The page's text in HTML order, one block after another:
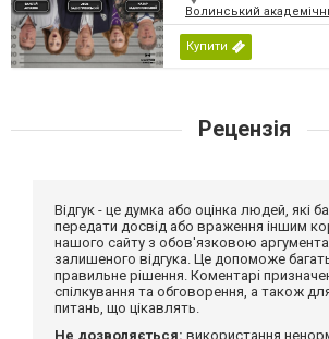
Волинський
Купити
Рецензія
Відгук - це думка або оцінка людей, які
передати досвід або враження іншим
нашого сайту з обов'язковою
залишеного відгука. Це допоможе
правильне рішення. Коментарі
спілкування та обговорення, а також
питань, що цікавлять.
Не дозволяється: використання